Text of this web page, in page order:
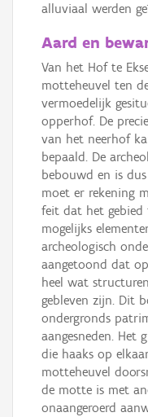
alluviaal werden
Aard en
Van het Hof te
motteheuvel ten
vermoedelijk
opperhof. De
van het neerhof
bepaald. De
bebouwd en is dus
moet er rekening
feit dat het gebied
mogelijks
archeologisch
aangetoond dat
heel wat
gebleven zijn. Dit
ondergronds
aangesneden. Het
die haaks op
motteheuvel
de motte is met
onaangeroerd